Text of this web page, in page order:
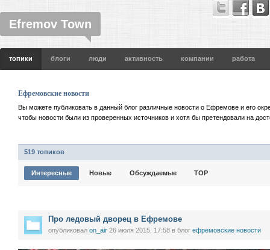
Efremov Town
топики блоги люди активность компании работа
Ефремовские новости
Вы можете публиковать в данный блог различные новости о Ефремове и его
чтобы новости были из проверенных источников и хотя бы претендовали на
519 топиков
Интересные Новые Обсуждаемые TOP
Про ледовый дворец в Ефремове
опубликовал on_air 26 июля 2015, 17:58 в блог ефремовские новости